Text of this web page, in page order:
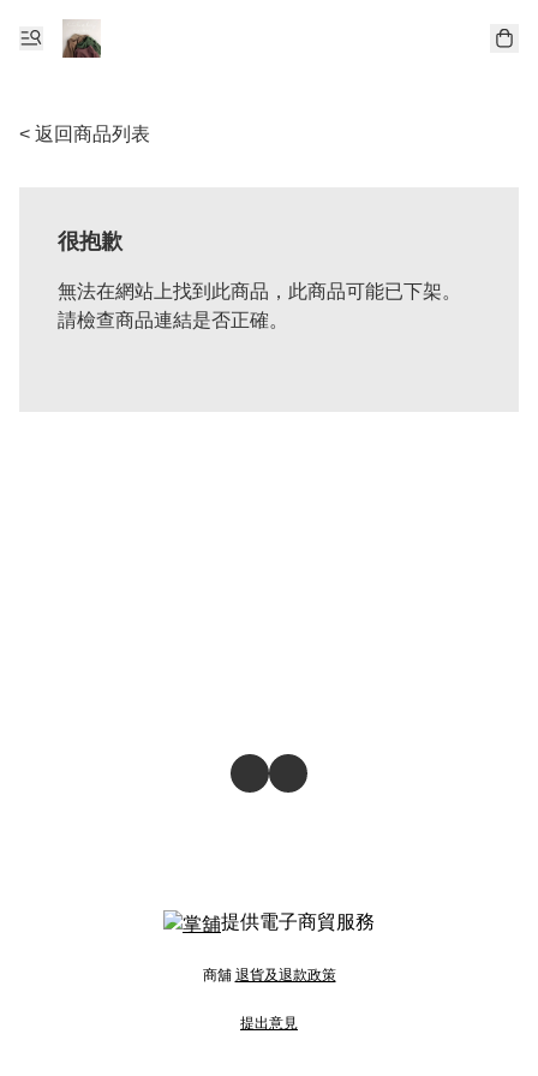
< 返回商品列表
很抱歉
無法在網站上找到此商品，此商品可能已下架。
請檢查商品連結是否正確。
提供電子商貿服務
商舖 退貨及退款政策
提出意見